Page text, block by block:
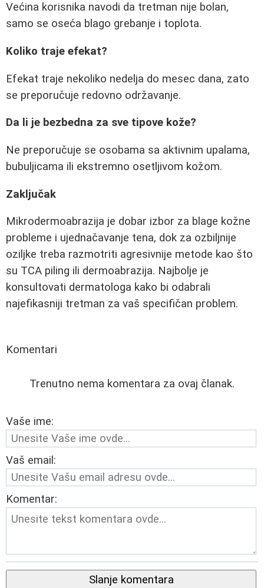
Većina korisnika navodi da tretman nije bolan,
samo se oseća blago grebanje i toplota.
Koliko traje efekat?
Efekat traje nekoliko nedelja do mesec dana, zato
se preporučuje redovno održavanje.
Da li je bezbedna za sve tipove kože?
Ne preporučuje se osobama sa aktivnim upalama,
bubuljicama ili ekstremno osetljivom kožom.
Zaključak
Mikrodermoabrazija je dobar izbor za blage kožne
probleme i ujednačavanje tena, dok za ozbiljnije
oziljke treba razmotriti agresivnije metode kao što
su TCA piling ili dermoabrazija. Najbolje je
konsultovati dermatologa kako bi odabrali
najefikasniji tretman za vaš specifičan problem.
Komentari
Trenutno nema komentara za ovaj članak.
Vaše ime:
Vaš email:
Komentar:
Slanje komentara